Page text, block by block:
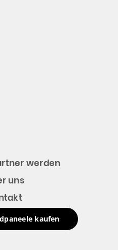
werden
uns
kaufen